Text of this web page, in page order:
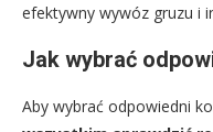
efektywny wywóz gruzu i
Jak wybrać
Aby wybrać odpowiedni